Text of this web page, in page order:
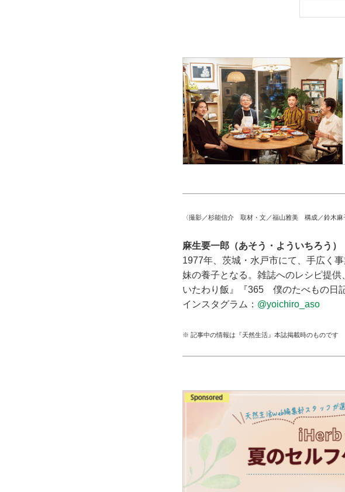
〈撮影／杉能信介 取材・文／福山雅美 構成／鈴木麻
麻生要一郎（あそう・よういちろう）
1977年、茨城・水戸市にて、手広く
妹の養子となる。雑誌へのレシピ提
いたわり飯』『365 僕のたべもの日
インスタグラム： @yoichiro_aso
※ 記事中の情報は『天然生活』本誌掲載時のものです